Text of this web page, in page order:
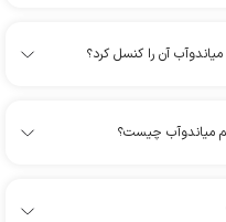
آن را کنسل کرد؟
میاندوآب چیست؟